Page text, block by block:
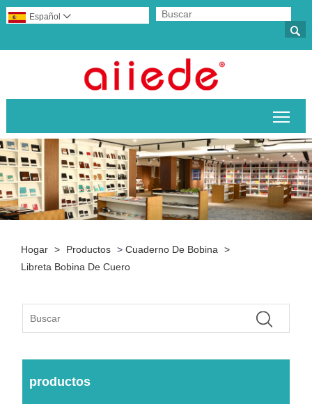

Español 
Hogar > Productos >Cuaderno De Bobina
>
Libreta Bobina De Cuero
productos